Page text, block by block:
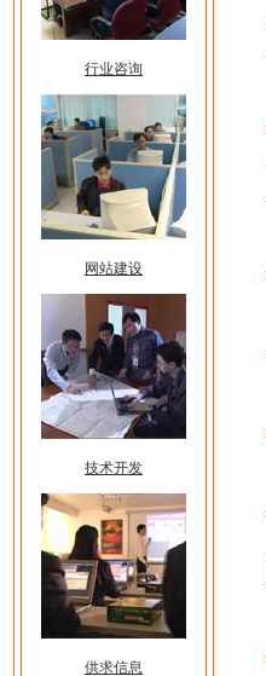
行业咨询
网站建设
技术开发
供求信息